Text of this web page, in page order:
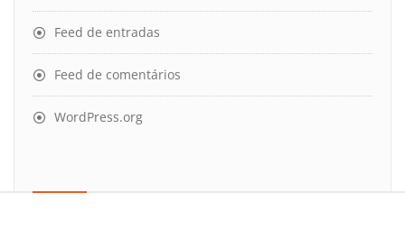
Feed de entradas
Feed de comentários
WordPress.org